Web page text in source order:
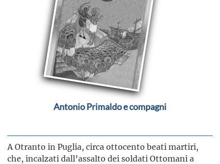
Antonio Primaldo e compagni
A Otranto in Puglia, circa ottocento beati martiri,
che, incalzati dall’assalto dei soldati Ottomani a